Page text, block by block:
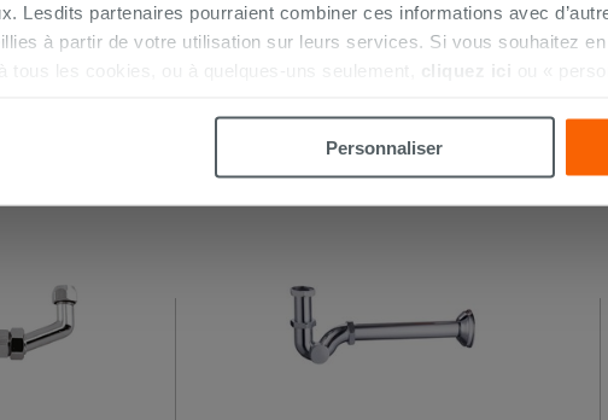
Lesdits partenaires pourraient combiner ces informations avec
à partir de votre utilisation sur leurs services. Si vous souhaitez
tous les cookies, ou à quelques-uns seulement,
cliquez ici ou «
Personnaliser
ACHETÉ CE PRODUIT ONT